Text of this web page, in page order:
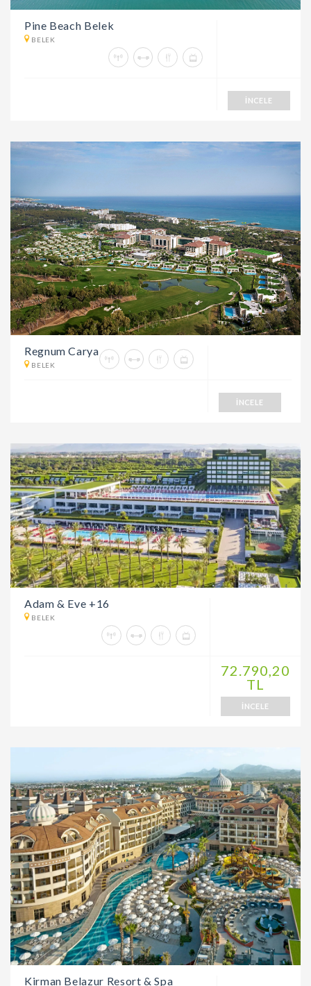
Pine Beach Belek
BELEK
İNCELE
Regnum Carya
BELEK
İNCELE
Adam & Eve +16
BELEK
72.790,20
TL
İNCELE
Kirman Belazur Resort & Spa